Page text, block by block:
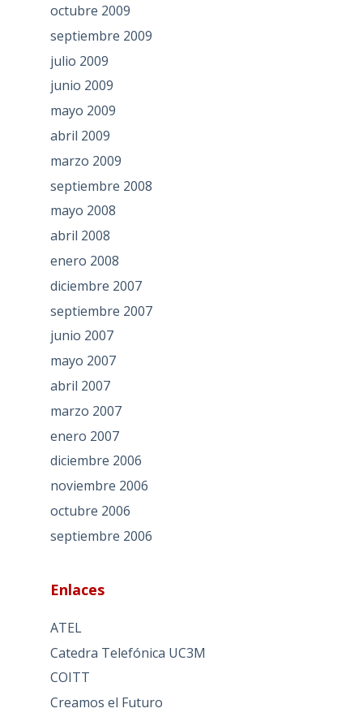
octubre 2009
septiembre 2009
julio 2009
junio 2009
mayo 2009
abril 2009
marzo 2009
septiembre 2008
mayo 2008
abril 2008
enero 2008
diciembre 2007
septiembre 2007
junio 2007
mayo 2007
abril 2007
marzo 2007
enero 2007
diciembre 2006
noviembre 2006
octubre 2006
septiembre 2006
Enlaces
ATEL
Catedra Telefónica UC3M
COITT
Creamos el Futuro